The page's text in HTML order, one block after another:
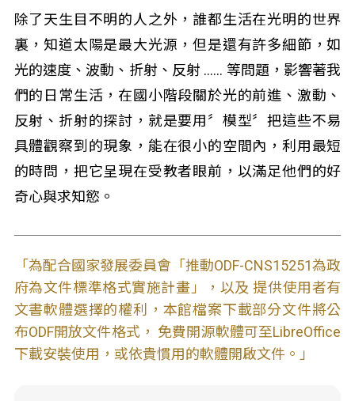
除了天生目不明的人之外，誰都生活在光明的世界
裏，知道太陽是最大光源，但是還有許多細節，如
光的速度、波動、折射、反射 …… 等問題，影響著我
們的日常生活，在國小階段關於光的前進、激動、
反射、折射的探討，就是要用〞模型〞把這些不易
具體觀察到的現象，能在很小的空間內，利用最短
的時問，把它呈現在受教者眼前，以滿足他們的好
奇心與求知慾。
「為配合國家發展委員會「推動ODF-CNS15251為政
府為文件標準格式實施計畫」，以及 提供使用者有
文書軟體選擇的權利，本館檔案下載部分文件將公
布ODF開放文件格式， 免費開源軟體可至LibreOffice
下載安裝使用，或依貴慣用的軟體開啟文件。」